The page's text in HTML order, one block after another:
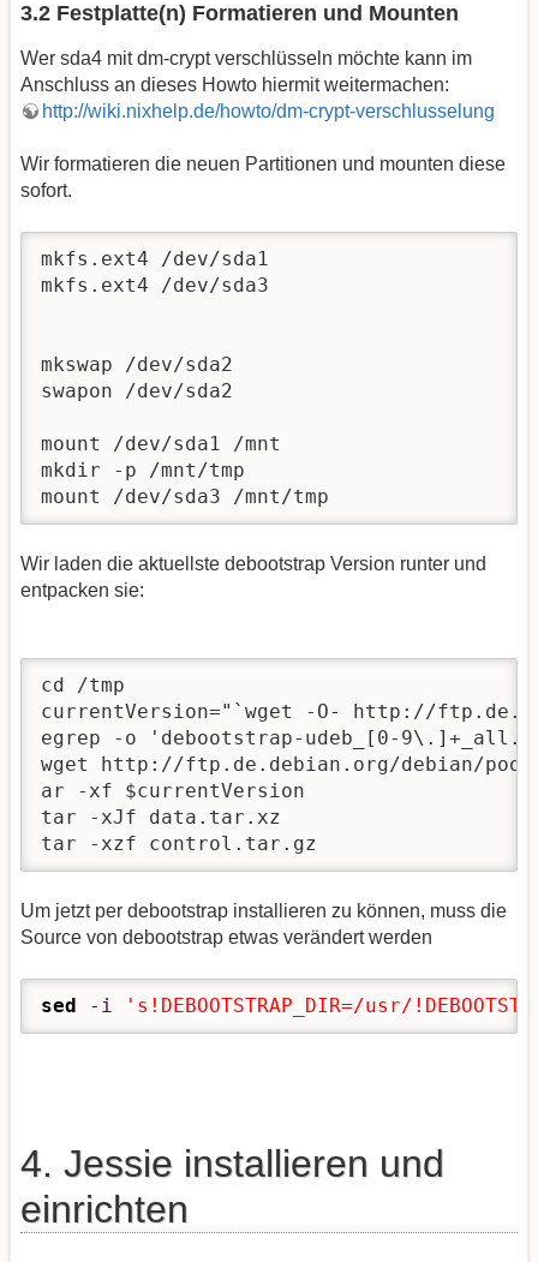
3.2 Festplatte(n) Formatieren und Mounten
Wer sda4 mit dm-crypt verschlüsseln möchte kann im
Anschluss an dieses Howto hiermit weitermachen:
http://wiki.nixhelp.de/howto/dm-crypt-verschlusselung
Wir formatieren die neuen Partitionen und mounten diese
sofort.
mkfs.ext4 /dev/sda1
mkfs.ext4 /dev/sda3
mkswap /dev/sda2
swapon /dev/sda2
mount /dev/sda1 /mnt
mkdir -p /mnt/tmp
mount /dev/sda3 /mnt/tmp
Wir laden die aktuellste debootstrap Version runter und
entpacken sie:
cd /tmp
currentVersion="`wget -O- http://
egrep -o 'debootstrap-udeb_[0-
wget http://ftp.de.debian.org/debian/
ar -xf $currentVersion
tar -xJf data.tar.xz
tar -xzf control.tar.gz
Um jetzt per debootstrap installieren zu können, muss die
Source von debootstrap etwas verändert werden
sed -i 's!DEBOOTSTRAP_DIR=/usr/
4. Jessie installieren und
einrichten